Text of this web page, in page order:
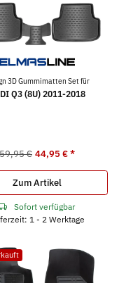
3D Gummimatten Set für
Q3 (8U) 2011-2018
59,95 € 44,95 €*
Zum Artikel
Sofort verfügbar
1 - 2 Werktage